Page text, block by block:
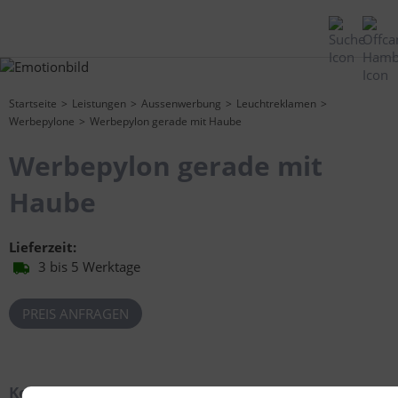
Startseite Leistungen Aussenwerbung
Leuchtreklamen
Werbepylone
Werbepylon gerade mit Haube
Werbepylon gerade mit
Haube
Lieferzeit:
3 bis 5 Werktage
PREIS ANFRAGEN
Kontakt